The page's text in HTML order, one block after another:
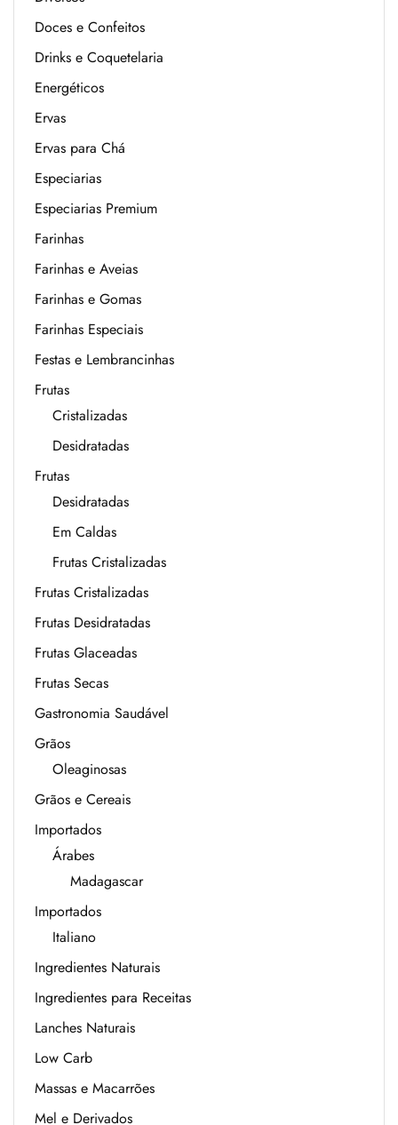
Doces e Confeitos
Drinks e Coquetelaria
Energéticos
Ervas
Ervas para Chá
Especiarias
Especiarias Premium
Farinhas
Farinhas e Aveias
Farinhas e Gomas
Farinhas Especiais
Festas e Lembrancinhas
Frutas
Cristalizadas
Desidratadas
Frutas
Desidratadas
Em Caldas
Frutas Cristalizadas
Frutas Cristalizadas
Frutas Desidratadas
Frutas Glaceadas
Frutas Secas
Gastronomia Saudável
Grãos
Oleaginosas
Grãos e Cereais
Importados
Árabes
Madagascar
Importados
Italiano
Ingredientes Naturais
Ingredientes para Receitas
Lanches Naturais
Low Carb
Massas e Macarrões
Mel e Derivados